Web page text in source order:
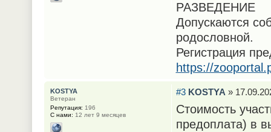
РАЗВЕДЕНИЕ
Допускаются
родословной.
Регистрация
https://
#3 KOSTYA »
Стоимость
предоплата) в
KOSTYA
Ветеран
Репутация: 196
С нами: 12 лет 9 месяцев